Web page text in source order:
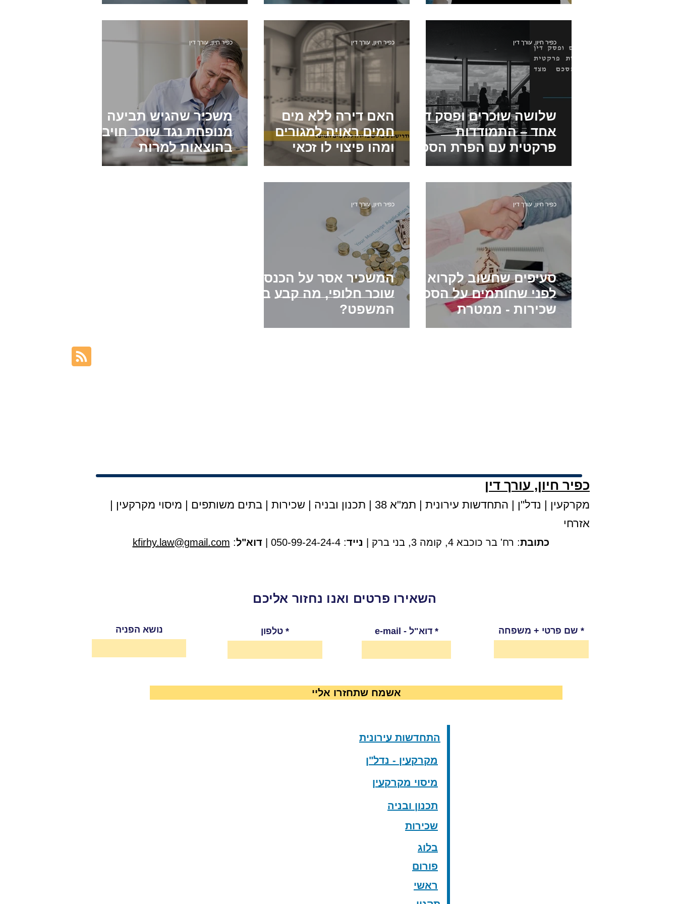
פטור ממס שבח בגין מכירת דירה שהתקבל רישום מאוחר של זכויות בטאבו
בתים משותפים פינוי שוכר
שלושה שוכרים ופסק דין
אחד – התמודדות
פרקטית עם הפרת הסכם
מצד המשכיר
כפיר חיון, עורך דין
האם דירה ללא מים
חמים ראויה למגורים
ומהו פיצוי לו זכאי
השוכר?
כפיר חיון, עורך דין
משכיר שהגיש תביעה
מנופחת נגד שוכר חויב
בהוצאות למרות
שתביעתו התקבלה
כפיר חיון, עורך דין
סעיפים שחשוב לקרוא
לפני שחותמים על הסכם
שכירות - ממטרת
השכירות ועד הכנסת
כפיר חיון, עורך דין
המשכיר אסר על הכנסת
שוכר חלופי, מה קבע בית
המשפט?
כפיר חיון, עורך דין
כפיר חיון, עורך דין
מקרקעין | נדל"ן | התחדשות עירונית | תמ"א 38 | תכנון ובניה | שכירות | בתים משותפים | מיסוי מקרקעין |
אזרחי
כתובת: רח' בר כוכבא 4, קומה 3, בני ברק | נייד: 050-99-24-24-4 | דוא"ל:
kfirhy.law@gmail.com
השאירו פרטים ואנו נחזור אליכם
נושא הפניה טלפון e-mail - דוא"ל שם פרטי + משפחה
אשמח שתחזרו אליי
התחדשות עירונית
מקרקעין - נדל"ן
מיסוי מקרקעין
תכנון ובניה
שכירות
בלוג
פורום
ראשי